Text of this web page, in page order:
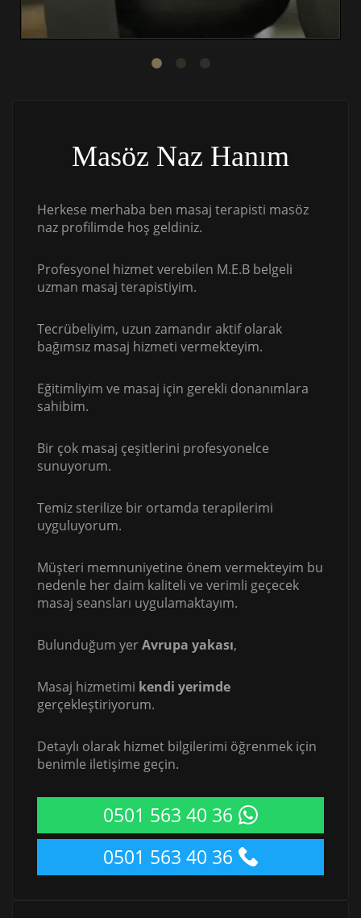
Masöz Naz Hanım
Herkese merhaba ben masaj terapisti masöz
naz profilimde hoş geldiniz.
Profesyonel hizmet verebilen M.E.B belgeli
uzman masaj terapistiyim.
Tecrübeliyim, uzun zamandır aktif olarak
bağımsız masaj hizmeti vermekteyim.
Eğitimliyim ve masaj için gerekli donanımlara
sahibim.
Bir çok masaj çeşitlerini profesyonelce
sunuyorum.
Temiz sterilize bir ortamda terapilerimi
uyguluyorum.
Müşteri memnuniyetine önem vermekteyim bu
nedenle her daim kaliteli ve verimli geçecek
masaj seansları uygulamaktayım.
Bulunduğum yerAvrupa yakası,
Masaj hizmetimi kendi yerimde
gerçekleştiriyorum.
Detaylı olarak hizmet bilgilerimi öğrenmek için
benimle iletişime geçin.
0501 563 40 36
0501 563 40 36